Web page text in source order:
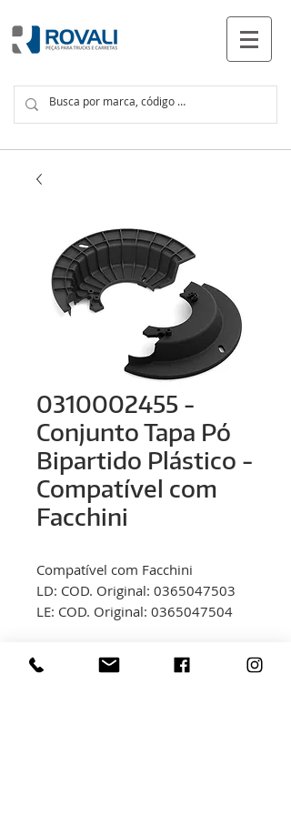
PRODUTOS
0310002455 -
Conjunto Tapa Pó
Bipartido Plástico -
Compatível com
Facchini
Compatível com Facchini
LD: COD. Original: 0365047503
LE: COD. Original: 0365047504
< voltar